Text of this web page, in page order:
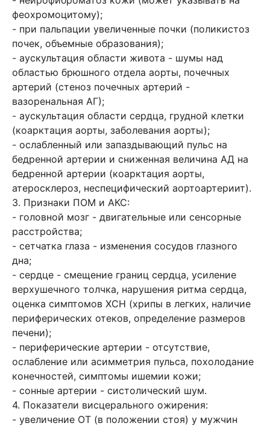
феохромоцитому);
- при пальпации увеличенные почки (поликистоз
почек, объемные образования);
- аускультация области живота - шумы над
областью брюшного отдела аорты, почечных
артерий (стеноз почечных артерий -
вазоренальная АГ);
- аускультация области сердца, грудной клетки
(коарктация аорты, заболевания аорты);
- ослабленный или запаздывающий пульс на
бедренной артерии и сниженная величина АД на
бедренной артерии (коарктация аорты,
атеросклероз, неспецифический аортоартериит).
3. Признаки ПОМ и АКС:
- головной мозг - двигательные или сенсорные
расстройства;
- сетчатка глаза - изменения сосудов глазного
дна;
- сердце - смещение границ сердца, усиление
верхушечного толчка, нарушения ритма сердца,
оценка симптомов ХСН (хрипы в легких, наличие
периферических отеков, определение размеров
печени);
- периферические артерии - отсутствие,
ослабление или асимметрия пульса, похолодание
конечностей, симптомы ишемии кожи;
- сонные артерии - систолический шум.
4. Показатели висцерального ожирения:
- увеличение ОТ (в положении стоя) у мужчин